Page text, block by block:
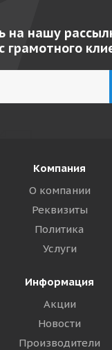
на нашу
грамотного
Компания
О компании
Реквизиты
Политика
Услуги
Информация
Акции
Новости
Производители